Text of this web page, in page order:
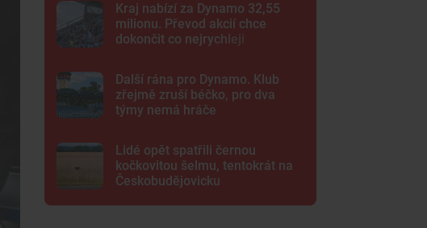
Kraj nabízí za Dynamo 32,55
milionu. Převod akcií chce
dokončit co nejrychleji
Další rána pro Dynamo. Klub
zřejmě zruší béčko, pro dva
týmy nemá hráče
Lidé opět spatřili černou
kočkovitou šelmu, tentokrát na
Českobudějovicku